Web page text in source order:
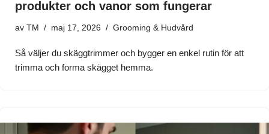
produkter och vanor som fungerar
av TM maj 17, 2026 Grooming & Hudvård
Så väljer du skäggtrimmer och bygger en enkel rutin för att
trimma och forma skägget hemma.